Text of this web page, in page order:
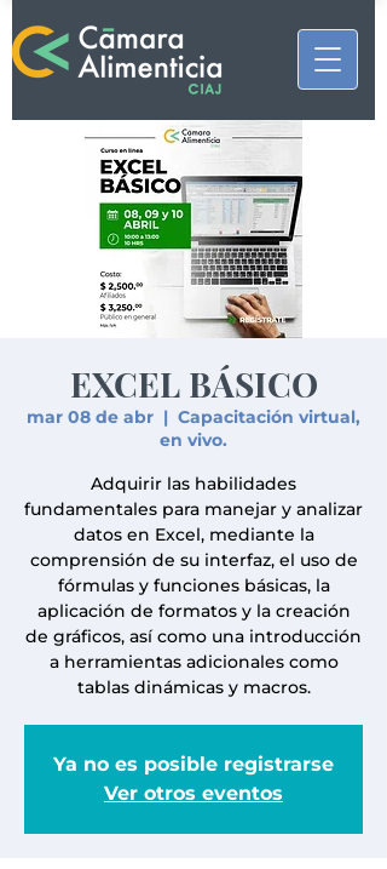
EXCEL BÁSICO
mar 08 de abr
  |
Capacitación virtual,
en vivo.
Adquirir las habilidades
fundamentales para manejar y analizar
datos en Excel, mediante la
comprensión de su interfaz, el uso de
fórmulas y funciones básicas, la
aplicación de formatos y la creación
de gráficos, así como una introducción
a herramientas adicionales como
tablas dinámicas y macros.
Ya no es posible registrarse
Ver otros eventos